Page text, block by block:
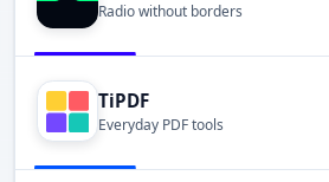
Radio without borders
TiPDF
Everyday PDF tools